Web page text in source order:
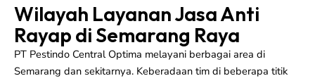
Wilayah Layanan Jasa Anti
Rayap di Semarang Raya
PT Pestindo Central Optima melayani berbagai area di
Semarang dan sekitarnya. Keberadaan tim di beberapa titik